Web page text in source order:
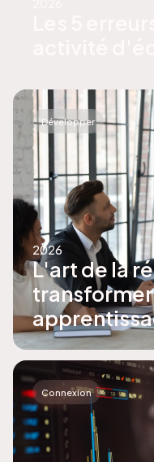
Développer
2026
L'art de la
Connexion